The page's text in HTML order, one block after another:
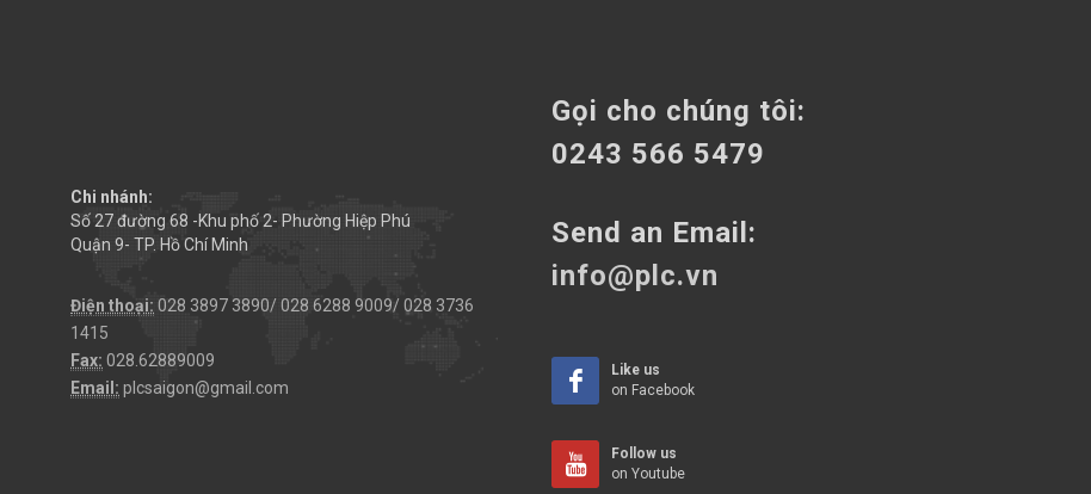
Chi nhánh:
Số 27 đường 68 -Khu phố 2- Phường Hiệp Phú
Quận 9- TP. Hồ Chí Minh
Điện thoại: 028 3897 3890/ 028 6288 9009/ 028 3736
1415
Fax: 028.62889009
Email: plcsaigon@gmail.com
Gọi cho chúng tôi:
0243 566 5479
Send an Email:
info@plc.vn
Like us
on Facebook
Follow us
on Youtube